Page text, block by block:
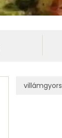
villámgyors